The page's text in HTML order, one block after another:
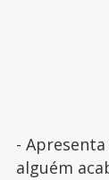
-
alguém